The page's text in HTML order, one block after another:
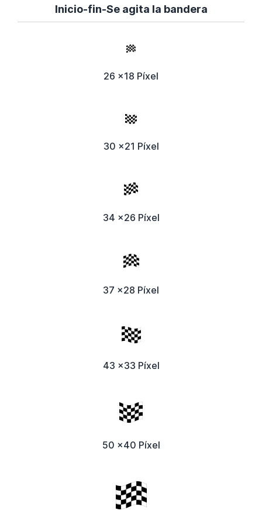
Inicio-fin-Se agita la bandera
26 x18 Píxel
30 x21 Píxel
34 x26 Píxel
37 x28 Píxel
43 x33 Píxel
50 x40 Píxel